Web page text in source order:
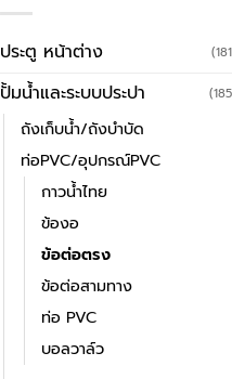
ประตู หน้าต่าง
ปั้มน้ำและระบบประปา
ถังเก็บน้ำ/ถังบำบัด
ท่อPVC/อุปกรณ์PVC
กาวน้ำไทย
ข้องอ
ข้อต่อตรง
ข้อต่อสามทาง
ท่อ PVC
บอลวาล์ว